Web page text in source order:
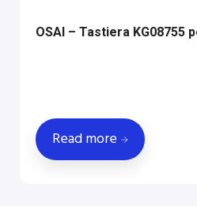
OSAI – Tastiera KG08755
Read more